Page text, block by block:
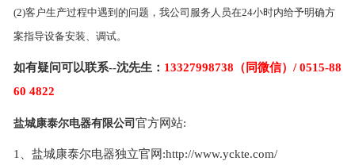
(2)客户生产过程中遇到的问题，我公司服务人员在24小时内给予明确方
案指导设备安装、调试。
如有疑问可以联系--沈先生： 13327998738（同微信）/ 0515-88
60 4822
盐城康泰尔电器有限公司 官方网站:
1、盐城康泰尔电器独立官网:http://www.yckte.com/